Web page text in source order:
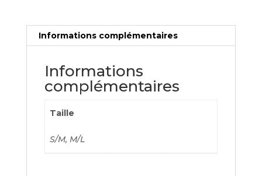
Informations complémentaires
Informations
complémentaires
Taille
S/M, M/L